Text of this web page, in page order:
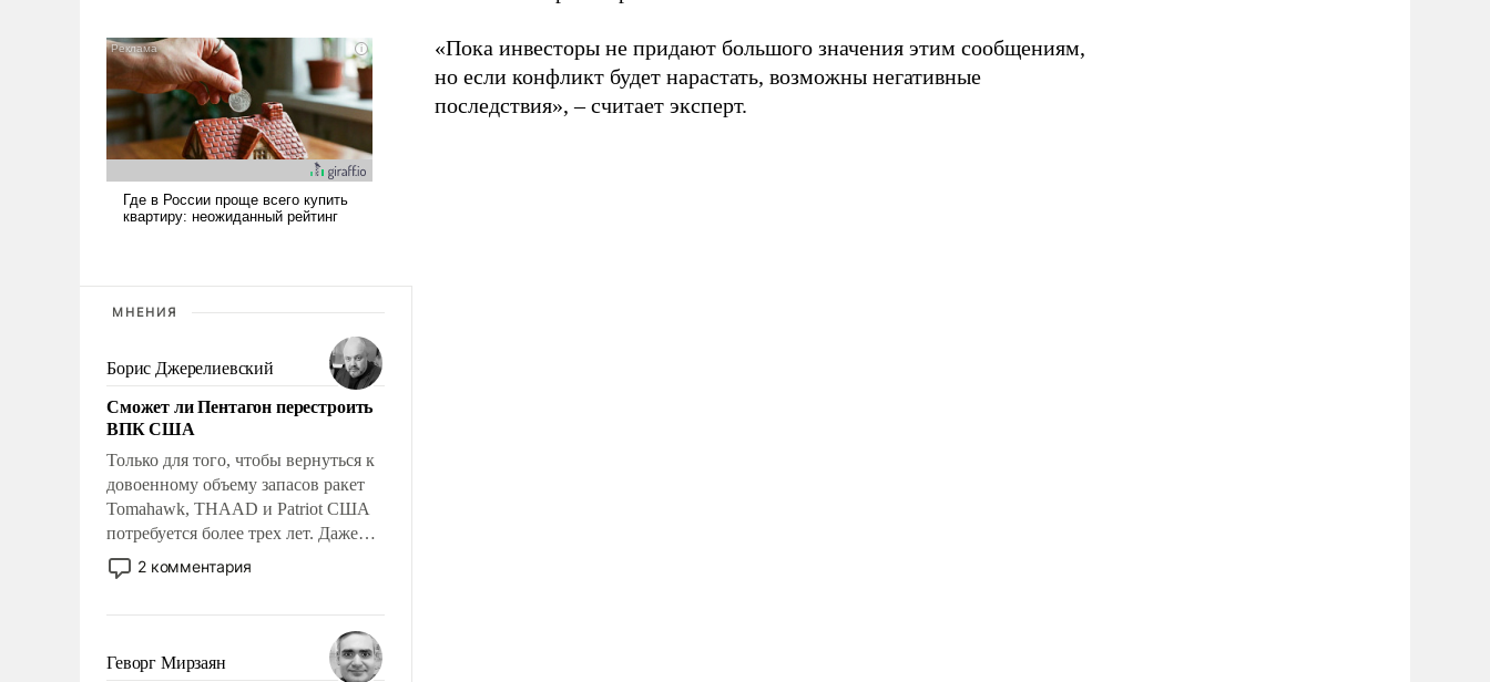
МНЕНИЯ
Борис Джерелиевский
Сможет ли Пентагон перестроить
ВПК США
Только для того, чтобы вернуться к
довоенному объему запасов ракет
Tomahawk, THAAD и Patriot США
потребуется более трех лет. Даже
небольшая война с Ираном
опустошила американские
уязвимости США, например, перед
2 комментария
Геворг Мирзаян
«Пока инвесторы не придают большого значения этим сообщениям,
но если конфликт будет нарастать, возможны негативные
последствия», – считает эксперт.